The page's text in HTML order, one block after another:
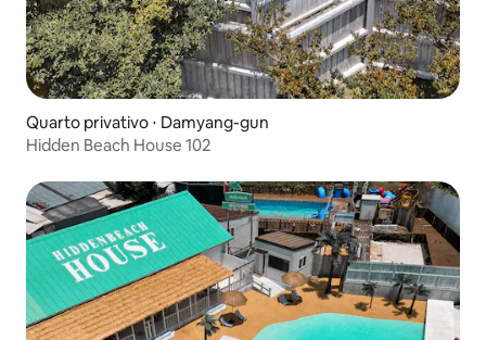
Quarto privativo ⋅ Damyang-gun
Hidden Beach House 102